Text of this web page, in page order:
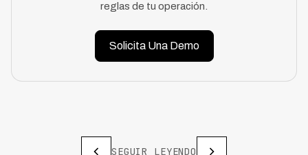
reglas de tu operación.
Solicita Una Demo
SEGUIR LEYENDO